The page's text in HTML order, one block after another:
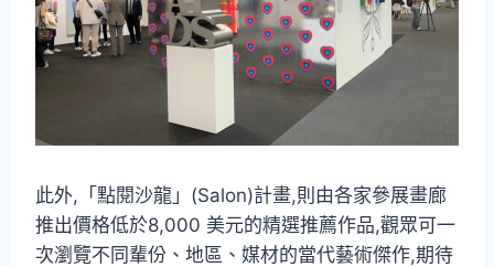
此外,「點閱沙龍」(Salon)計畫,則由各家參展畫廊
推出價格低於8,000 美元的精選推薦作品,觀眾可一
次瀏覽不同輩份、地區、媒材的當代藝術傑作,期待